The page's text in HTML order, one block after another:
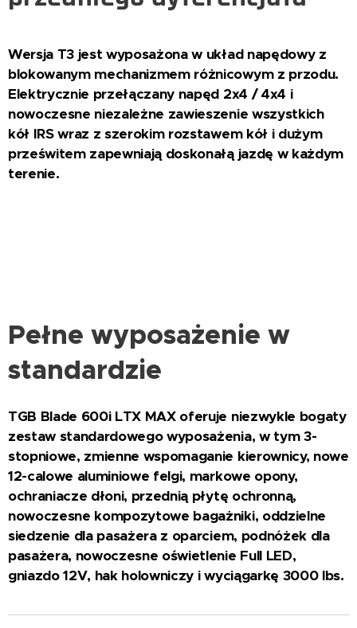
Wersja T3 jest wyposażona w układ napędowy z
blokowanym mechanizmem różnicowym z przodu.
Elektrycznie przełączany napęd 2x4 / 4x4 i
nowoczesne niezależne zawieszenie wszystkich
kół IRS wraz z szerokim rozstawem kół i dużym
prześwitem zapewniają doskonałą jazdę w każdym
terenie.
Pełne wyposażenie w
standardzie
TGB Blade 600i LTX MAX oferuje niezwykle bogaty
zestaw standardowego wyposażenia, w tym 3-
stopniowe, zmienne wspomaganie kierownicy, nowe
12-calowe aluminiowe felgi, markowe opony,
ochraniacze dłoni, przednią płytę ochronną,
nowoczesne kompozytowe bagażniki, oddzielne
siedzenie dla pasażera z oparciem, podnóżek dla
pasażera, nowoczesne oświetlenie Full LED,
gniazdo 12V, hak holowniczy i wyciągarkę 3000 lbs.